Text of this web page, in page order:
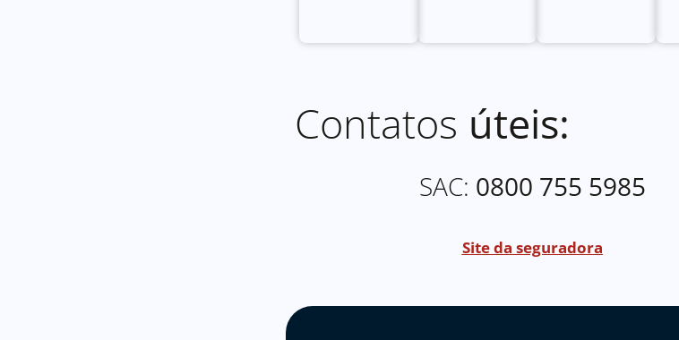
Contatos úteis:
SAC: 0800 755 5985
Site da seguradora